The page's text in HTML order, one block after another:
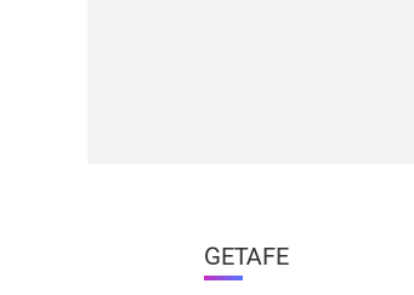
GETAFE